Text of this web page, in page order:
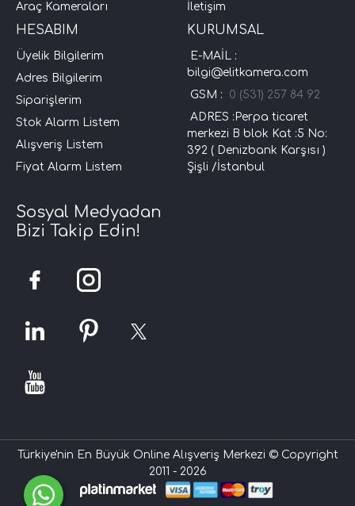
Araç Kameraları
İletişim
HESABIM
Üyelik Bilgilerim
Adres Bilgilerim
Siparişlerim
Stok Alarm Listem
Alışveriş Listem
Fiyat Alarm Listem
KURUMSAL
E-MAİL :
bilgi@elitkamera.com
GSM : 0 (531) 257 84 92
ADRES :Perpa ticaret
merkezi B blok Kat :5 No:
392 ( Denizbank Karşısı )
Şişli /İstanbul
Sosyal Medyadan
Bizi Takip Edin!
Türkiye'nin En Büyük Online Alışveriş Merkezi © Copyright
2011 - 2026